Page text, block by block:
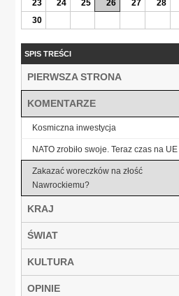
23
24 25 26 27 28
30
SPIS TREŚCI
PIERWSZA STRONA
KOMENTARZE
Kosmiczna inwestycja
NATO zrobiło swoje. Teraz czas na UE
Zakazać woreczków na złość
Nawrockiemu?
KRAJ
ŚWIAT
KULTURA
OPINIE